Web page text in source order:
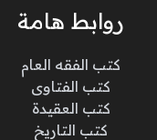
روابط هامة
كتب الفقه العام
كتب الفتاوى
كتب العقيدة
كتب التاريخ